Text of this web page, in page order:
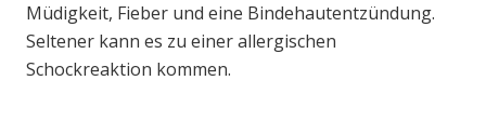
Müdigkeit, Fieber und eine Bindehautentzündung.
Seltener kann es zu einer allergischen
Schockreaktion kommen.